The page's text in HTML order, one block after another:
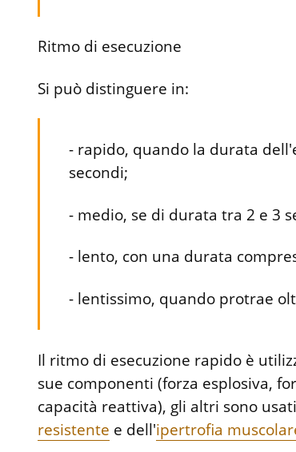
Ritmo di esecuzione
Si può distinguere in:
- rapido, quando la durata
secondi;
- medio, se di durata tra 2 e 3
- lento, con una durata
- lentissimo, quando protrae
Il ritmo di esecuzione rapido è
sue componenti (forza esplosiva,
capacità reattiva), gli altri sono
resistente e dell'ipertrofia